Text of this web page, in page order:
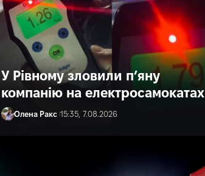
У Рівному зловили п’яну
компанію на електросамокатах
Олена Ракс 15:35, 7.08.2026